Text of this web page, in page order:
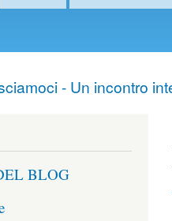
- Un incontro
BLOG